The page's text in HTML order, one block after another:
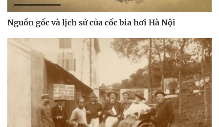
Nguồn gốc và lịch sử của cốc bia hơi Hà Nội